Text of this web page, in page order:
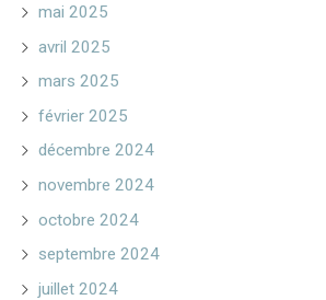
mai 2025
avril 2025
mars 2025
février 2025
décembre 2024
novembre 2024
octobre 2024
septembre 2024
juillet 2024